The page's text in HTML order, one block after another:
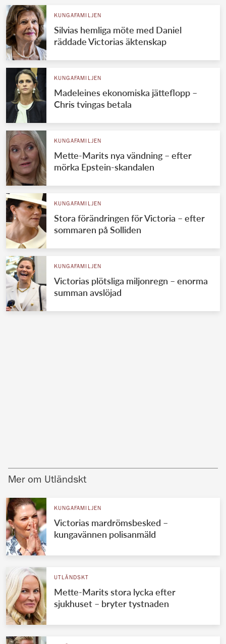
KUNGAFAMILJEN
Silvias hemliga möte med Daniel
räddade Victorias äktenskap
KUNGAFAMILJEN
Madeleines ekonomiska jätteflopp –
Chris tvingas betala
KUNGAFAMILJEN
Mette-Marits nya vändning – efter
mörka Epstein-skandalen
KUNGAFAMILJEN
Stora förändringen för Victoria – efter
sommaren på Solliden
KUNGAFAMILJEN
Victorias plötsliga miljonregn – enorma
summan avslöjad
Mer om Utländskt
KUNGAFAMILJEN
Victorias mardrömsbesked –
kungavännen polisanmäld
UTLÄNDSKT
Mette-Marits stora lycka efter
sjukhuset – bryter tystnaden